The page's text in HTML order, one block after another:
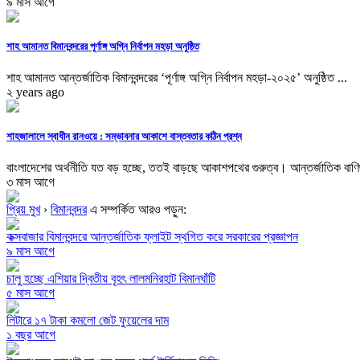
শাহ আমানত বিমানবন্দরের পূর্ণাঙ্গ অগ্নি নির্বাপন মহড়া অনুষ্ঠিত
শাহ আমানত আন্তর্জাতিক বিমানবন্দরের ‘পূর্ণাঙ্গ অগ্নি নির্বাপন মহড়া-২০২৫’ অনুষ্ঠিত ...
২ years ago
শাহজালালে স্বাধীন রানওয়ে : সম্ভাবনার আকাশে বাস্তবতার কঠিন প্রশ্ন
বাংলাদেশের অর্থনীতি যত বড় হচ্ছে, ততই বাড়ছে আকাশপথের গুরুত্ব। আন্তর্জাতিক
৩ মাস আগে
প্রিয় মুখ› বিমানবন্দরএ সম্পর্কিত আরও পড়ুন:
কক্সবাজার বিমানবন্দরে আন্তর্জাতিক ফ্লাইট স্থগিত করে সরকারের প্রজ্ঞাপন
৯ মাস আগে
চালু হচ্ছে এশিয়ার দ্বিতীয় বৃহৎ লালমনিরহাট বিমানঘাঁটি
৫ মাস আগে
লিটারে ১৭ টাকা কমলো জেট ফুয়েলের দাম
১ বছর আগে